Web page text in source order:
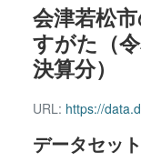
会津若松
すがた（
決算分）
URL: https://data.data4citizen.jp/dataset/
データセッ